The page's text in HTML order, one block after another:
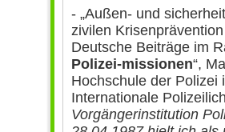
- „Außen- und
zivilen
Deutsche Beiträge im
Polizei-missionen“,
Hochschule der Polizei
Internationale
Vorgängerinstitution